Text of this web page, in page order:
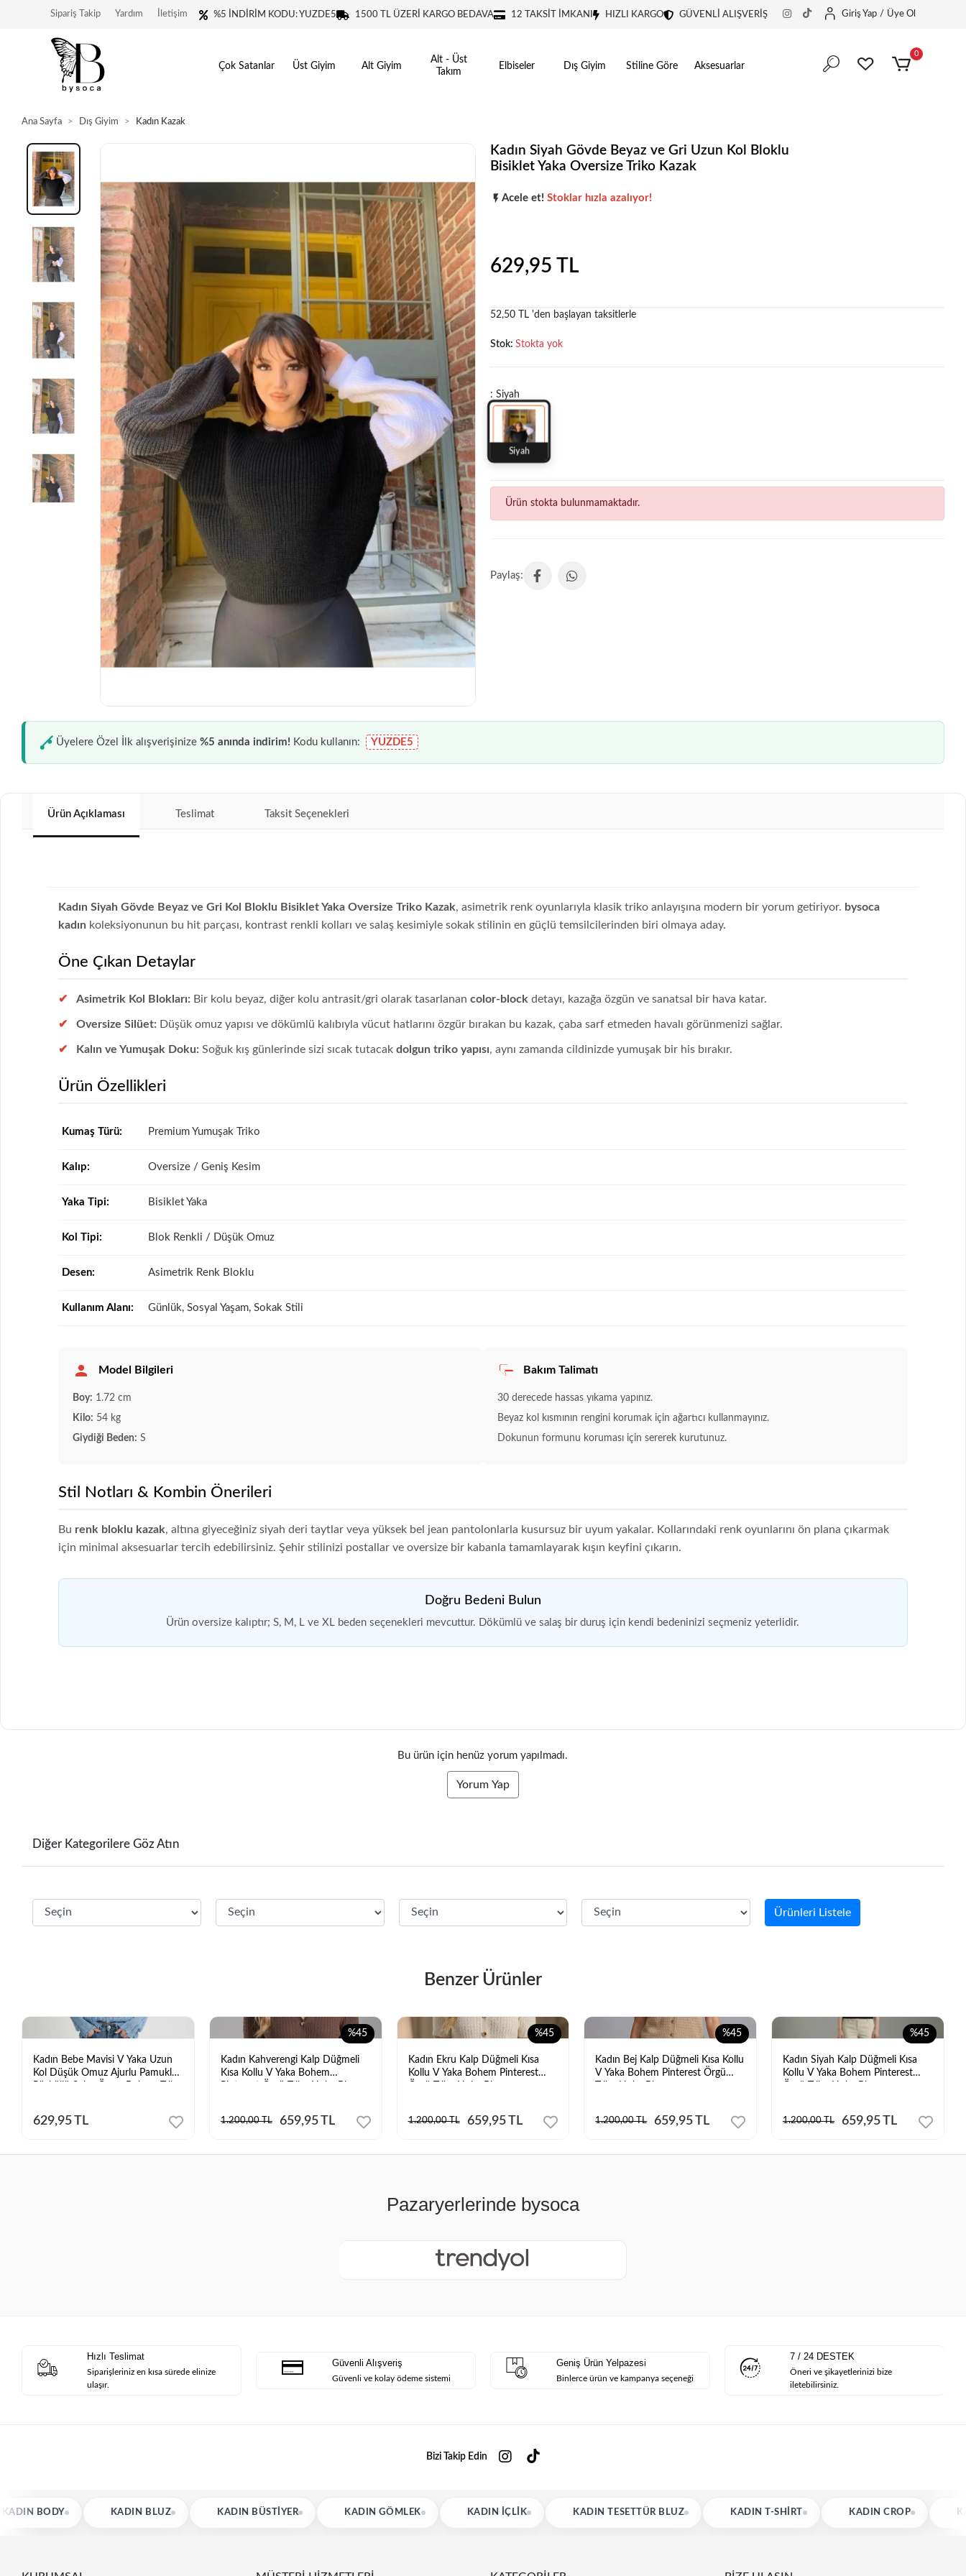
%5 İNDİRİM KODU: YUZDE5 1500 TL ÜZERİ KARGO BEDAVA 12 TAKSİT İMKANI HIZLI KARGO GÜVENLİ ALIŞVERİŞ
Sipariş Takip Yardım İletişim Giriş Yap / Üye Ol
Çok Satanlar Üst Giyim Alt Giyim
Alt - Üst
Takım
Elbiseler Dış Giyim Stiline Göre Aksesuarlar
0
Ana Sayfa Dış Giyim Kadın Kazak
Kadın Siyah Gövde Beyaz ve Gri Uzun Kol Bloklu
Bisiklet Yaka Oversize Triko Kazak
Şu andaçok talep görüyor!
Acele et! Stoklar hızla azalıyor!
629,95 TL
52,50 TL 'den başlayan taksitlerle
Stok: Stokta yok
: Siyah
Siyah
Ürün stokta bulunmamaktadır.
Üyelere Özel İlk alışverişinize%5 anında indirim! Kodu kullanın: YUZDE5
Ürün Açıklaması Teslimat Taksit Seçenekleri
Kadın Siyah Gövde Beyaz ve Gri Kol Bloklu Bisiklet Yaka Oversize Triko Kazak, asimetrik renk oyunlarıyla klasik triko anlayışına modern bir yorum getiriyor. bysoca
kadın koleksiyonunun bu hit parçası, kontrast renkli kolları ve salaş kesimiyle sokak stilinin en güçlü temsilcilerinden biri olmaya aday.
Öne Çıkan Detaylar
Asimetrik Kol Blokları: Bir kolu beyaz, diğer kolu antrasit/gri olarak tasarlanancolor-block detayı, kazağa özgün ve sanatsal bir hava katar.
Oversize Silüet: Düşük omuz yapısı ve dökümlü kalıbıyla vücut hatlarını özgür bırakan bu kazak, çaba sarf etmeden havalı görünmenizi sağlar.
Kalın ve Yumuşak Doku: Soğuk kış günlerinde sizi sıcak tutacakdolgun triko yapısı, aynı zamanda cildinizde yumuşak bir his bırakır.
Ürün Özellikleri
Kumaş Türü: Premium Yumuşak Triko
Kalıp: Oversize / Geniş Kesim
Yaka Tipi: Bisiklet Yaka
Kol Tipi: Blok Renkli / Düşük Omuz
Desen: Asimetrik Renk Bloklu
Kullanım Alanı: Günlük, Sosyal Yaşam, Sokak Stili
Model Bilgileri
Boy: 1.72 cm
Kilo: 54 kg
Giydiği Beden: S
Bakım Talimatı
30 derecede hassas yıkama yapınız.
Beyaz kol kısmının rengini korumak için ağartıcı kullanmayınız.
Dokunun formunu koruması için sererek kurutunuz.
Stil Notları & Kombin Önerileri
Bu renk bloklu kazak, altına giyeceğiniz siyah deri taytlar veya yüksek bel jean pantolonlarla kusursuz bir uyum yakalar. Kollarındaki renk oyunlarını ön plana çıkarmak
için minimal aksesuarlar tercih edebilirsiniz. Şehir stilinizi postallar ve oversize bir kabanla tamamlayarak kışın keyfini çıkarın.
Doğru Bedeni Bulun
Ürün oversize kalıptır; S, M, L ve XL beden seçenekleri mevcuttur. Dökümlü ve salaş bir duruş için kendi bedeninizi seçmeniz yeterlidir.
Bu ürün için henüz yorum yapılmadı.
Yorum Yap
Diğer Kategorilere Göz Atın
Ürünleri Listele
Benzer Ürünler
Kadın Bebe Mavisi V Yaka Uzun
Kol Düşük Omuz Ajurlu Pamuklu
629,95 TL
%45
Kadın Kahverengi Kalp Düğmeli
Kısa Kollu V Yaka Bohem
1.200,00 TL 659,95 TL
%45
Kadın Ekru Kalp Düğmeli Kısa
Kollu V Yaka Bohem Pinterest
1.200,00 TL 659,95 TL
%45
Kadın Bej Kalp Düğmeli Kısa Kollu
V Yaka Bohem Pinterest Örgü
1.200,00 TL 659,95 TL
%45
Kadın Siyah Kalp Düğmeli Kısa
Kollu V Yaka Bohem Pinterest
1.200,00 TL 659,95 TL
Hızlı Teslimat
Siparişleriniz en kısa sürede elinize
ulaşır.
Güvenli Alışveriş
Güvenli ve kolay ödeme sistemi
Geniş Ürün Yelpazesi
Binlerce ürün ve kampanya seçeneği
7 / 24 DESTEK
Öneri ve şikayetlerinizi bize
iletebilirsiniz.
Bizi Takip Edin
KADIN BLUZ KADIN BÜSTIYER KADIN GÖMLEK KADIN İÇLIK KADIN TESETTÜR BLUZ KADIN T-SHIRT KADIN CROP KADIN HIRKA